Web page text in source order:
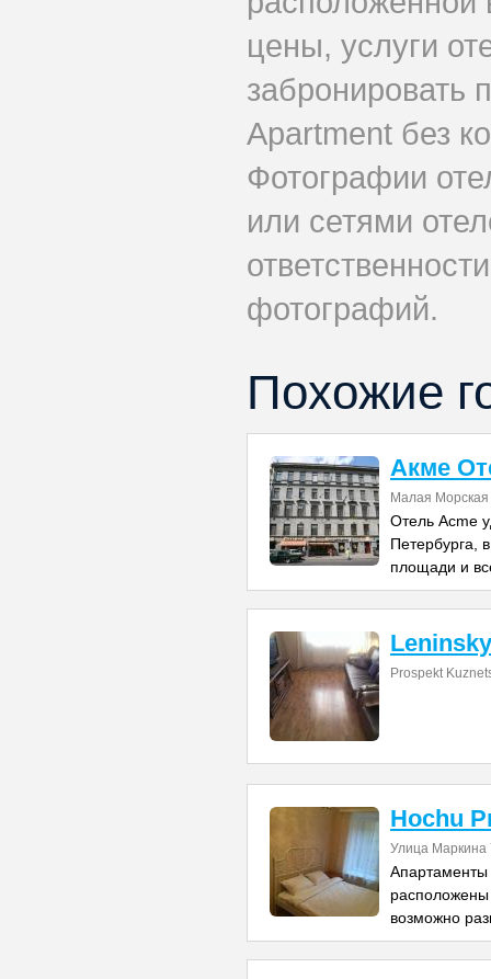
цены, услуги
забронировать
Apartment без
Фотографии
или сетями
фотографий.
Похожие
Акме
Малая Морская
Отель Acme
Петербурга,
площади и
Prospekt
Hochu
Улица Маркина
Апартаменты
расположены
возможно